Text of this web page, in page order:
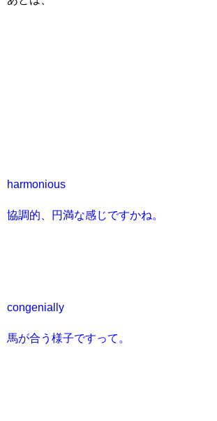
harmonious
協調的、円満な感じですかね。
congenially
馬が合う様子ですって。